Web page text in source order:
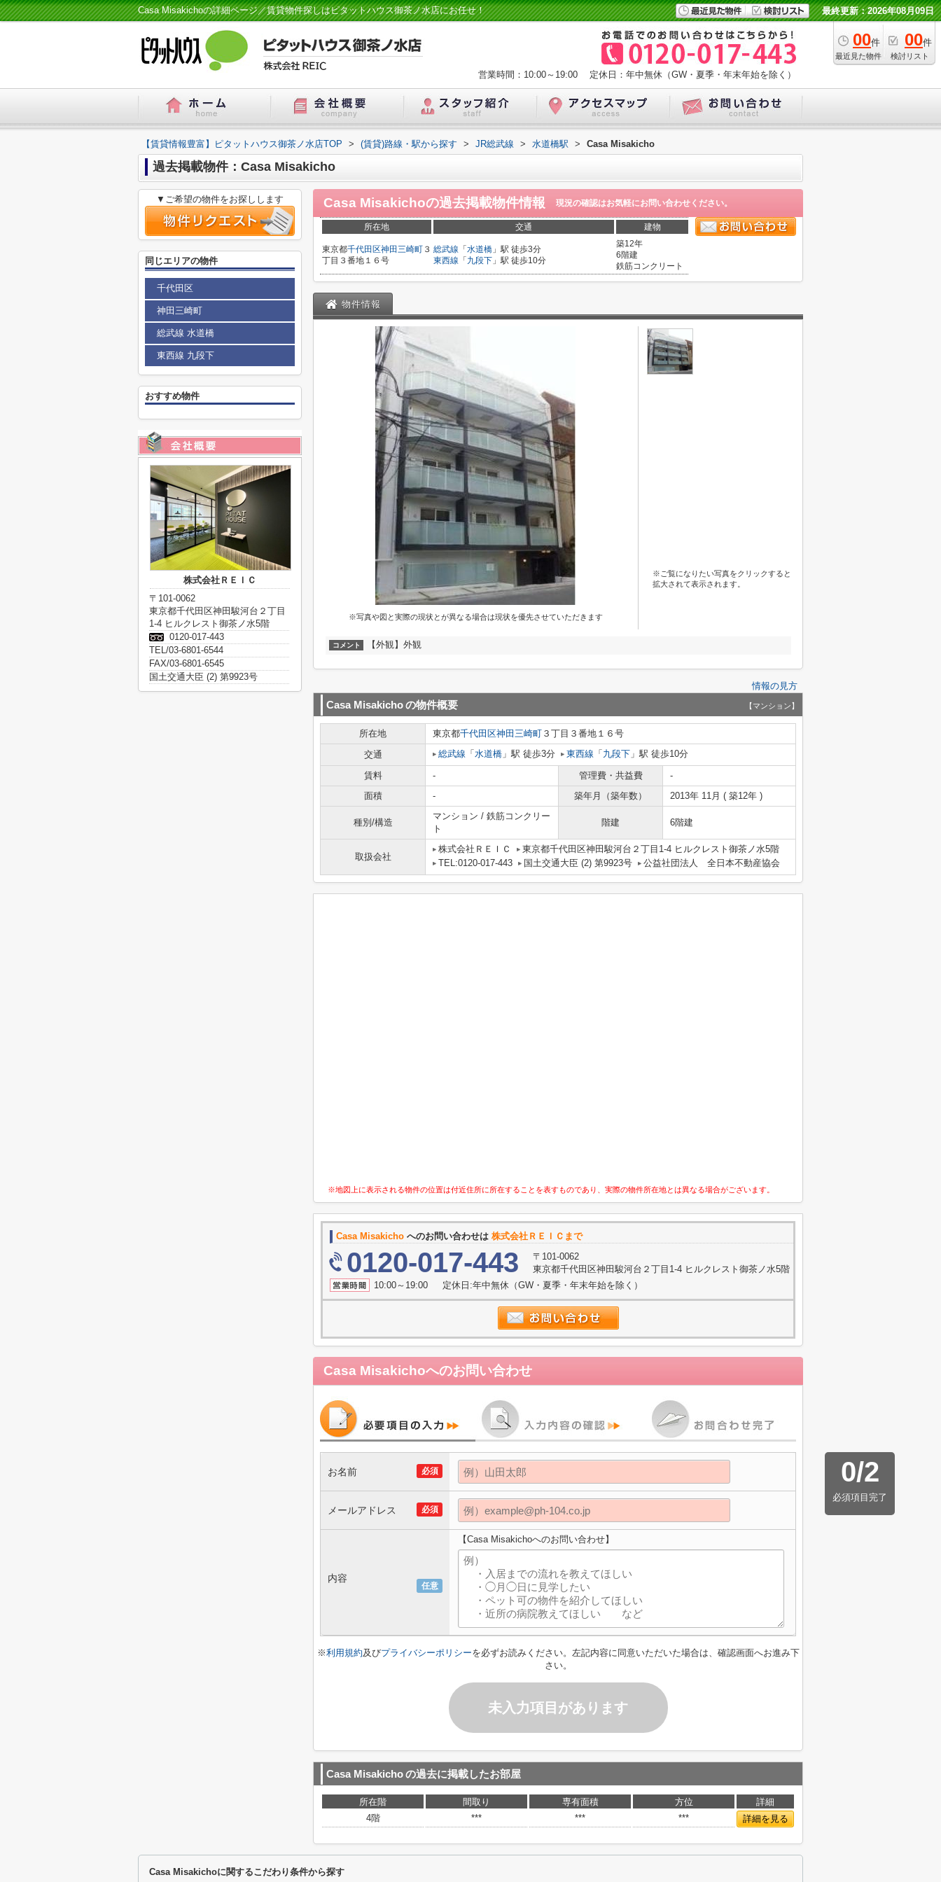
Casa Misakichoの詳細ページ／賃貸物件探しはピタットハウス御茶ノ水店にお任せ！ 最終更新：2026年08月09日
00件
最近見た物件
00件
検討リスト
営業時間：10:00～19:00 定休日：年中無休（GW・夏季・年末年始を除く）
【賃貸情報豊富】ピタットハウス御茶ノ水店TOP > (賃貸)路線・駅から探す > JR総武線 > 水道橋駅 > Casa Misakicho
過去掲載物件：Casa Misakicho
Casa Misakichoの過去掲載物件情報 現況の確認はお気軽にお問い合わせください。
所在地 交通 建物
東京都千代田区神田三崎町 ３
丁目３番地１６号
総武線 「 水道橋 」駅 徒歩3分
東西線 「 九段下 」駅 徒歩10分
築12年
6階建
鉄筋コンクリート
物件情報
※写真や図と実際の現状とが異なる場合は現状を優先させていただきます
※ご覧になりたい写真をクリックすると
拡大されて表示されます。
コメント 【外観】外観
情報の見方
Casa Misakichoの物件概要 【マンション】
所在地 東京都千代田区神田三崎町 ３丁目３番地１６号
交通
総武線 「 水道橋 」駅 徒歩3分 東西線 「 九段下 」駅 徒歩10分
賃料 - 管理費・共益費
-
面積
- 築年月（築年数） 2013年 11月 ( 築12年 )
種別/構造
マンション / 鉄筋コンクリー
ト
階建 6階建
取扱会社
株式会社ＲＥＩＣ
東京都千代田区神田駿河台２丁目1-4 ヒルクレスト御茶ノ水5階
TEL:0120-017-443
国土交通大臣 (2) 第9923号 公益社団法人 全日本不動産協会
※地図上に表示される物件の位置は付近住所に所在することを表すものであり、実際の物件所在地とは異なる場合がございます。
Casa Misakicho へのお問い合わせは 株式会社ＲＥＩＣまで
0120-017-443
〒101-0062
東京都千代田区神田駿河台２丁目1-4 ヒルクレスト御茶ノ水5階
10:00～19:00 定休日:年中無休（GW・夏季・年末年始を除く）
Casa Misakichoへのお問い合わせ
0/2
必須項目完了
必須
お名前
必須
メールアドレス
任意
内容
【Casa Misakichoへのお問い合わせ】
※利用規約及びプライバシーポリシーを必ずお読みください。左記内容に同意いただいた場合は、確認画面へお進み下
さい。
未入力項目があります
Casa Misakichoの過去に掲載したお部屋
所在階 間取り 専有面積 方位
詳細
4階
*** *** *** 詳細を見る
▼ご希望の物件をお探しします
同じエリアの物件
千代田区
神田三崎町
総武線 水道橋
東西線 九段下
おすすめ物件
株式会社ＲＥＩＣ
〒101-0062
東京都千代田区神田駿河台２丁目
1-4 ヒルクレスト御茶ノ水5階
0120-017-443
TEL/03-6801-6544
FAX/03-6801-6545
国土交通大臣 (2) 第9923号
Casa Misakichoに関するこだわり条件から探す